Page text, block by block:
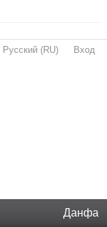
Данфа
Русский (RU) Вход